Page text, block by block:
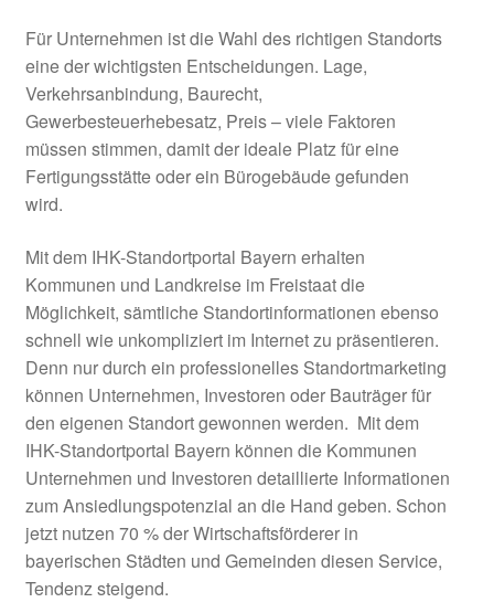
Amt für Ernährung Landwirtschaft und Forsten
Ansbach
Amt für Ländliche Entwicklung Mittelfranken
Anregungen
Beispiele aus der Praxis
Betreibermodelle
Bürgerbus Region Rothenburg
Das Regionalbudget
Der Weg zur Hausarztpraxis
Die Untersuchungsregionen
Fazit
Für Unternehmen ist die Wahl des richtigen Standorts
eine der wichtigsten Entscheidungen. Lage,
Verkehrsanbindung, Baurecht,
Gewerbesteuerhebesatz, Preis – viele Faktoren
müssen stimmen, damit der ideale Platz für eine
Fertigungsstätte oder ein Bürogebäude gefunden
wird.
Mit dem IHK-Standortportal Bayern erhalten
Kommunen und Landkreise im Freistaat die
Möglichkeit, sämtliche Standortinformationen ebenso
schnell wie unkompliziert im Internet zu präsentieren.
Denn nur durch ein professionelles Standortmarketing
können Unternehmen, Investoren oder Bauträger für
den eigenen Standort gewonnen werden. Mit dem
IHK-Standortportal Bayern können die Kommunen
Unternehmen und Investoren detaillierte Informationen
zum Ansiedlungspotenzial an die Hand geben. Schon
jetzt nutzen 70 % der Wirtschaftsförderer in
bayerischen Städten und Gemeinden diesen Service,
Tendenz steigend.